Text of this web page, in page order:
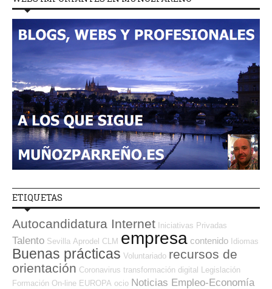
ETIQUETAS
Autocandidatura Internet Iniciativas Privadas
Talento Sevilla Aprodel CLM empresa contenido Idiomas
Buenas prácticas Voluntariado recursos de
orientación Coronavirus transformación digital
Legislación
Formación On-line EUROPA ocio Noticias Empleo-Economía